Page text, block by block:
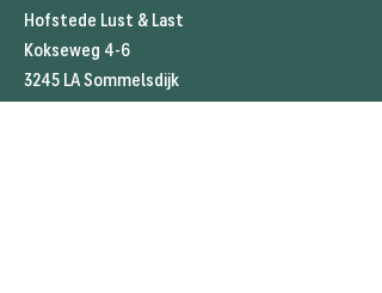
zaterdag 5 september:
Open Voedselbossendag
Hofstede Lust & Last
Kokseweg 4-6
3245 LA Sommelsdijk